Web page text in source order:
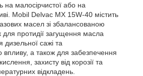
на малосірчистої або на
Mobil Delvac MX 15W-40 містить
масел зі збалансованою
протидії загущення масла
дизельної сажі та
впливу, а також для забезпечення
захисту від корозії та
відкладень.